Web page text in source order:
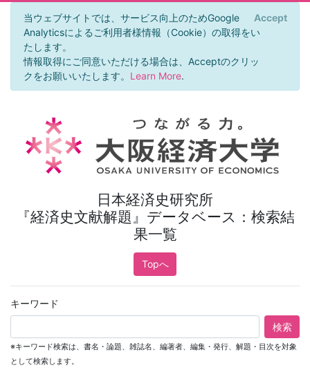
当ウェブサイトでは、サービス向上のためGoogle
Analyticsによるご利用者様情報（Cookie）の取得をい
たします。
情報取得にご同意いただける場合は、Acceptのクリッ
クをお願いいたします。 Learn More.
Accept
日本経済史研究所
『経済史文献解題』データベース：検索結
果一覧
Topへ
キーワード
検索
※キーワード検索は、書名・論題、雑誌名、編著者、編集・発行、解題・目次を対象
として検索します。
×